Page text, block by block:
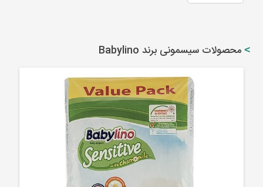
محصولات سیسمونی برند Babylino